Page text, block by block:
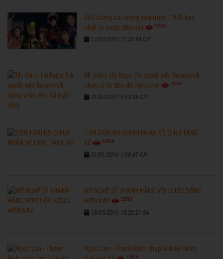
260 tuồng cải lương xưa trước 1975 hay
nhất từ trước đến nay
96204
17/07/2017 11:33:48 CH
Mr. Đàm, Hồ Ngọc Hà quyết add facebook
nhau vì tin đồn đã nghỉ chơi
76307
31/07/2017 5:03:06 CH
CON TRAI NS CHINH NHẪN VỀ CHỊU TANG
BỐ
42980
31/01/2016 1:08:47 CH
NỮ NGHỆ SĨ THANH HẰNG VỚI CUỘC SỐNG
HIỆN NAY
32581
18/05/2016 10:22:21 SA
Ngọc Lan - Thanh Bình chụp ảnh kỷ niệm
17826